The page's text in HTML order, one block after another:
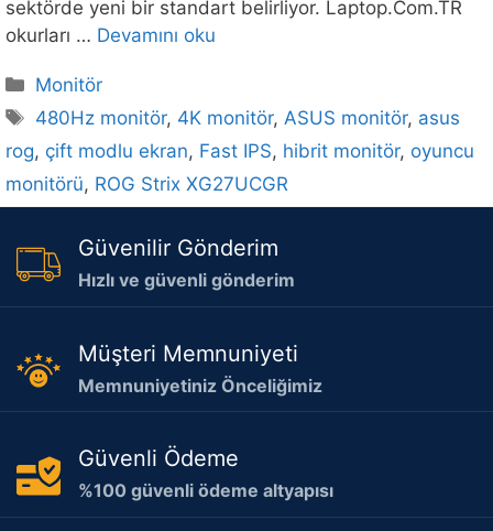
sektörde yeni bir standart belirliyor. Laptop.Com.TR
okurları … Devamını oku
Kategoriler
Monitör
Etiketler
480Hz monitör, 4K monitör,ASUS monitör, asus
rog, çift modlu ekran, Fast IPS, hibrit monitör, oyuncu
monitörü, ROG Strix XG27UCGR
Güvenilir Gönderim
Hızlı ve güvenli gönderim
Müşteri Memnuniyeti
Memnuniyetiniz Önceliğimiz
Güvenli Ödeme
%100 güvenli ödeme altyapısı